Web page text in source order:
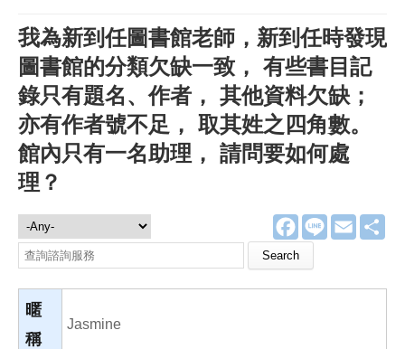
我為新到任圖書館老師，新到任時發現
圖書館的分類欠缺一致， 有些書目記
錄只有題名、作者， 其他資料欠缺；
亦有作者號不足， 取其姓之四角數。
館內只有一名助理， 請問要如何處
理？
F
a
e
o
L
E
m
諮詢服務
Search this site
暱
稱
Jasmine